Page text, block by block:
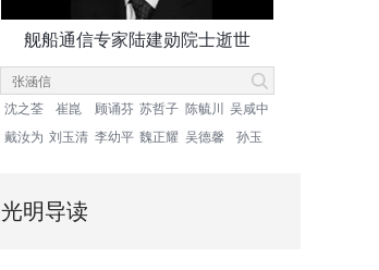
舰船通信专家陆建勋院士逝世
沈之荃 崔崑 顾诵芬 苏哲子 陈毓川
吴咸中
戴汝为 刘玉清 李幼平 魏正耀 吴德馨 孙玉
光明导读